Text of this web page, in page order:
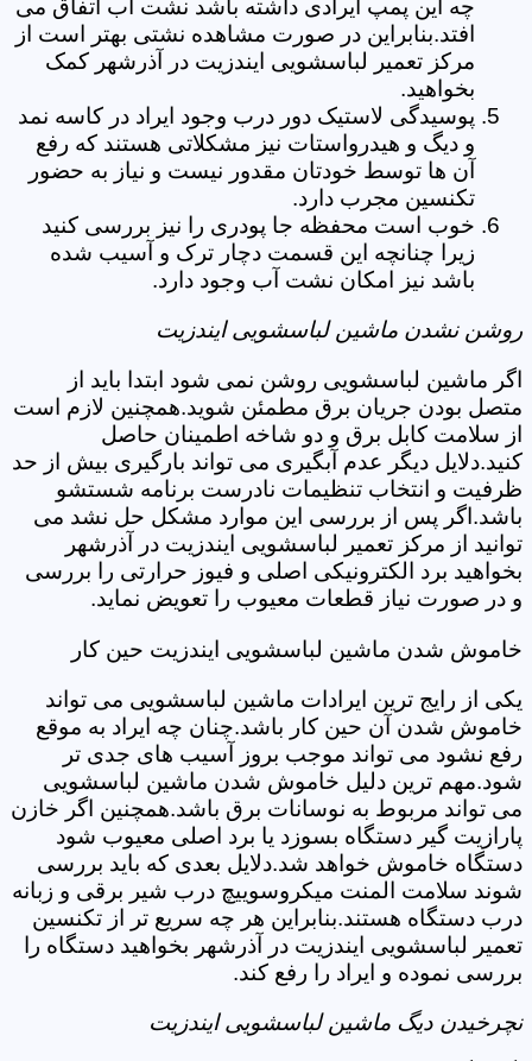
چه این پمپ ایرادی داشته باشد نشت آب اتفاق می
افتد.بنابراین در صورت مشاهده نشتی بهتر است از
مرکز تعمیر لباسشویی ایندزیت در آذرشهر کمک
بخواهید.
پوسیدگی لاستیک دور درب وجود ایراد در کاسه نمد
و دیگ و هیدرواستات نیز مشکلاتی هستند که رفع
آن ها توسط خودتان مقدور نیست و نیاز به حضور
تکنسین مجرب دارد.
خوب است محفظه جا پودری را نیز بررسی کنید
زیرا چنانچه این قسمت دچار ترک و آسیب شده
باشد نیز امکان نشت آب وجود دارد.
روشن نشدن ماشین لباسشویی ایندزیت
اگر ماشین لباسشویی روشن نمی شود ابتدا باید از
متصل بودن جریان برق مطمئن شوید.همچنین لازم است
از سلامت کابل برق و دو شاخه اطمینان حاصل
کنید.دلایل دیگر عدم آبگیری می تواند بارگیری بیش از حد
ظرفیت و انتخاب تنظیمات نادرست برنامه شستشو
باشد.اگر پس از بررسی این موارد مشکل حل نشد می
توانید از مرکز تعمیر لباسشویی ایندزیت در آذرشهر
بخواهید برد الکترونیکی اصلی و فیوز حرارتی را بررسی
و در صورت نیاز قطعات معیوب را تعویض نماید.
خاموش شدن ماشین لباسشویی ایندزیت حین کار
یکی از رایج ترین ایرادات ماشین لباسشویی می تواند
خاموش شدن آن حین کار باشد.چنان چه ایراد به موقع
رفع نشود می تواند موجب بروز آسیب های جدی تر
شود.مهم ترین دلیل خاموش شدن ماشین لباسشویی
می تواند مربوط به نوسانات برق باشد.همچنین اگر خازن
پارازیت گیر دستگاه بسوزد یا برد اصلی معیوب شود
دستگاه خاموش خواهد شد.دلایل بعدی که باید بررسی
شوند سلامت المنت میکروسوییچ درب شیر برقی و زبانه
درب دستگاه هستند.بنابراین هر چه سریع تر از تکنسین
تعمیر لباسشویی ایندزیت در آذرشهر بخواهید دستگاه را
بررسی نموده و ایراد را رفع کند.
نچرخیدن دیگ ماشین لباسشویی ایندزیت